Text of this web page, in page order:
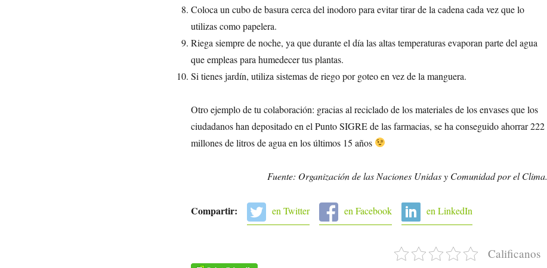
Coloca un cubo de basura cerca del inodoro para evitar tirar de la cadena cada vez que lo
utilizas como papelera.
Riega siempre de noche, ya que durante el día las altas temperaturas evaporan parte del agua
que empleas para humedecer tus plantas.
Si tienes jardín, utiliza sistemas de riego por goteo en vez de la manguera.
Otro ejemplo de tu colaboración: gracias al reciclado de los materiales de los envases que los
ciudadanos han depositado en el Punto SIGRE de las farmacias, se ha conseguido ahorrar 222
millones de litros de agua en los últimos 15 años
Fuente: Organización de las Naciones Unidas y Comunidad por el Clima.
Compartir: en Twitter en Facebook en LinkedIn
Calificanos